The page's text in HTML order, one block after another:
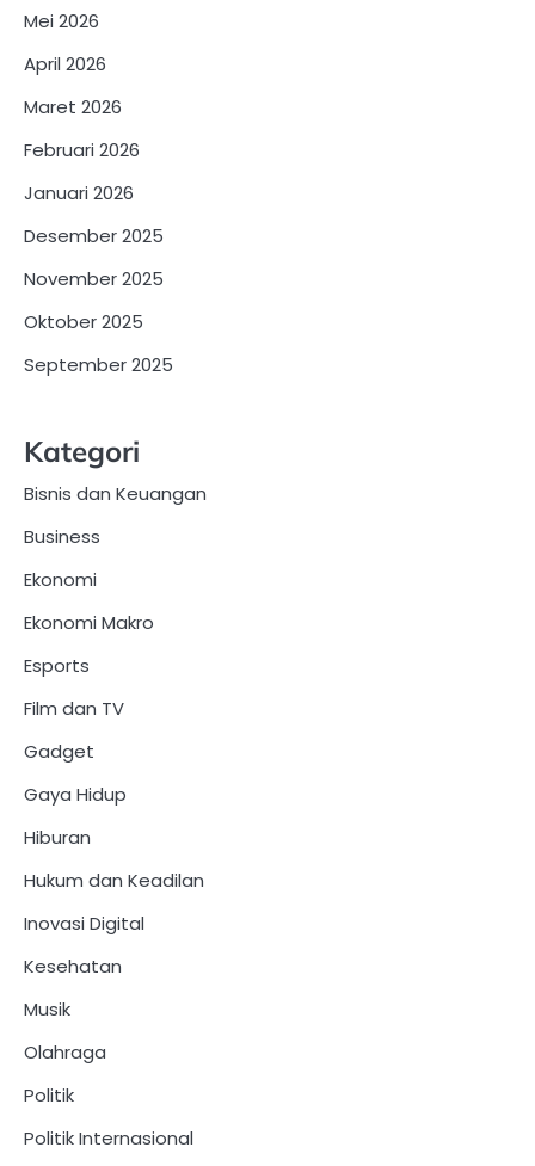
Mei 2026
April 2026
Maret 2026
Februari 2026
Januari 2026
Desember 2025
November 2025
Oktober 2025
September 2025
Kategori
Bisnis dan Keuangan
Business
Ekonomi
Ekonomi Makro
Esports
Film dan TV
Gadget
Gaya Hidup
Hiburan
Hukum dan Keadilan
Inovasi Digital
Kesehatan
Musik
Olahraga
Politik
Politik Internasional